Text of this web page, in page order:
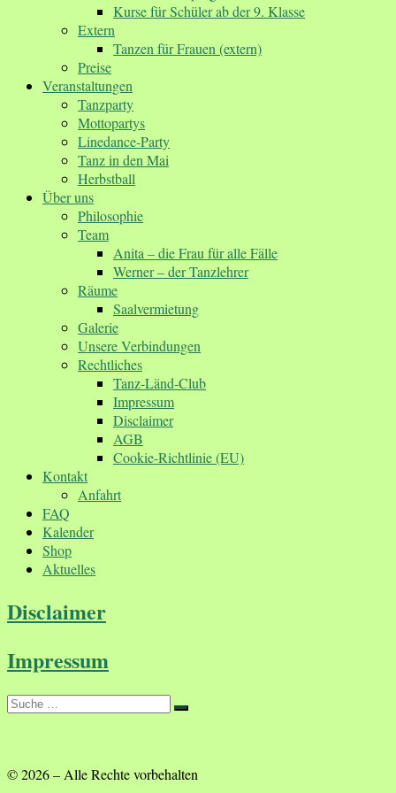
Kurse für Schüler ab der 9. Klasse
Extern
Tanzen für Frauen (extern)
Preise
Veranstaltungen
Tanzparty
Mottopartys
Linedance-Party
Tanz in den Mai
Herbstball
Über uns
Philosophie
Team
Anita – die Frau für alle Fälle
Werner – der Tanzlehrer
Räume
Saalvermietung
Galerie
Unsere Verbindungen
Rechtliches
Tanz-Länd-Club
Impressum
Disclaimer
AGB
Cookie-Richtlinie (EU)
Kontakt
Anfahrt
FAQ
Kalender
Shop
Aktuelles
Disclaimer
Impressum
Suche
Suche
© 2026– Alle Rechte vorbehalten